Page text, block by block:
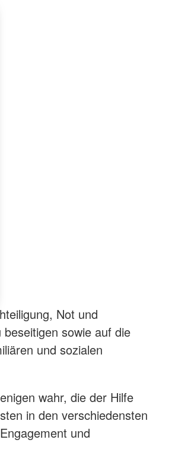
Not und
sowie auf die
und sozialen
wahr, die der Hilfe
in den verschiedensten
und